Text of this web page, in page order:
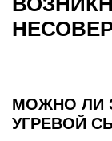
МОЖНО ЛИ
УГРЕВОЙ